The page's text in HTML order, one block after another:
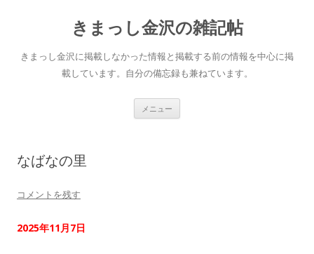
きまっし金沢の雑記帖
きまっし金沢に掲載しなかった情報と掲載する前の情報を中心に掲
載しています。自分の備忘録も兼ねています。
メニュー
なばなの里
コメントを残す
2025年11月7日